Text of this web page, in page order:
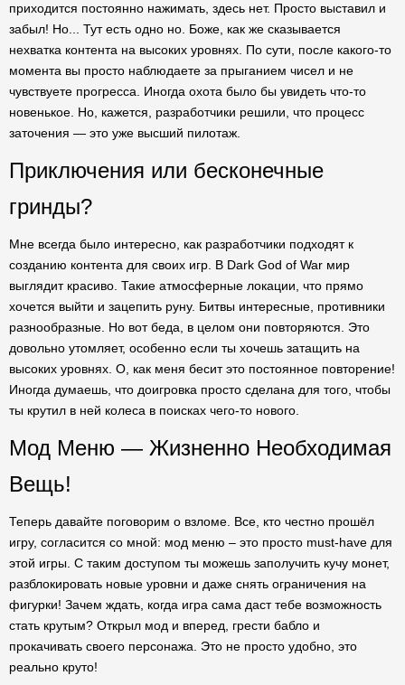
приходится постоянно нажимать, здесь нет. Просто выставил и
забыл! Но... Тут есть одно но. Боже, как же сказывается
нехватка контента на высоких уровнях. По сути, после какого-то
момента вы просто наблюдаете за прыганием чисел и не
чувствуете прогресса. Иногда охота было бы увидеть что-то
новенькое. Но, кажется, разработчики решили, что процесс
заточения — это уже высший пилотаж.
Приключения или бесконечные
гринды?
Мне всегда было интересно, как разработчики подходят к
созданию контента для своих игр. В Dark God of War мир
выглядит красиво. Такие атмосферные локации, что прямо
хочется выйти и зацепить руну. Битвы интересные, противники
разнообразные. Но вот беда, в целом они повторяются. Это
довольно утомляет, особенно если ты хочешь затащить на
высоких уровнях. О, как меня бесит это постоянное повторение!
Иногда думаешь, что доигровка просто сделана для того, чтобы
ты крутил в ней колеса в поисках чего-то нового.
Мод Меню — Жизненно Необходимая
Вещь!
Теперь давайте поговорим о взломе. Все, кто честно прошёл
игру, согласится со мной: мод меню – это просто must-have для
этой игры. С таким доступом ты можешь заполучить кучу монет,
разблокировать новые уровни и даже снять ограничения на
фигурки! Зачем ждать, когда игра сама даст тебе возможность
стать крутым? Открыл мод и вперед, грести бабло и
прокачивать своего персонажа. Это не просто удобно, это
реально круто!